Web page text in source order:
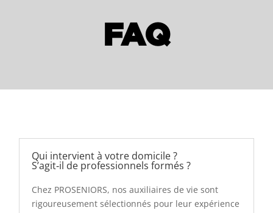
FAQ
Qui intervient à votre domicile ?
S’agit‑il de professionnels formés ?
Chez PROSENIORS, nos auxiliaires de vie sont
rigoureusement sélectionnés pour leur expérience